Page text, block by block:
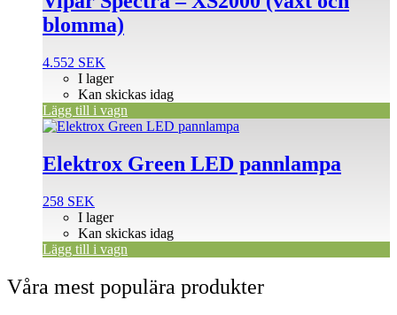
blomma)
4.552 SEK
I lager
Kan skickas idag
Lägg till i vagn
Elektrox Green LED pannlampa
258 SEK
I lager
Kan skickas idag
Lägg till i vagn
Våra mest populära produkter